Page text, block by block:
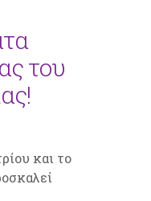
του
και το